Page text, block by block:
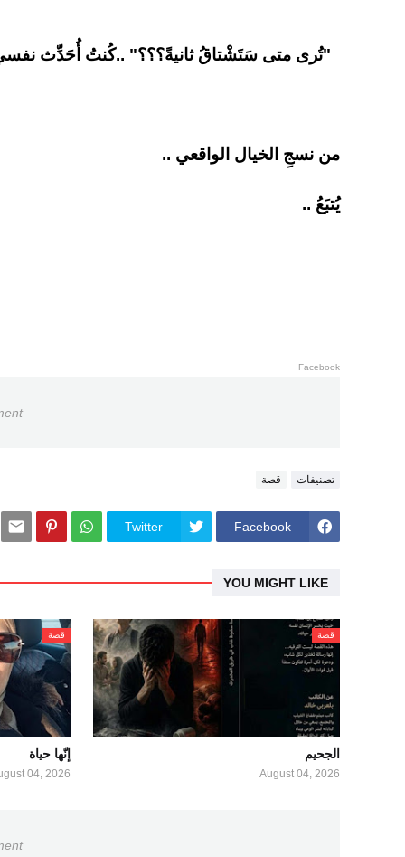
"تُرى متى سَتَشْتاقُ ثانيةً؟؟؟" ..كُنتُ أُحَدِّث
من نسجِ الخيال الواقعي ..
يُتبَعُ ..
Facebook
تصنيفات قصة
Facebook
Twitter
YOU MIGHT LIKE
قصة
الجحيم
August 04, 2026
قصة
إنّها حياة
04, 2026